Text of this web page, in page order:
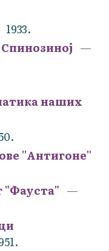
1933.
наших
''Антигоне''
"Фауста"